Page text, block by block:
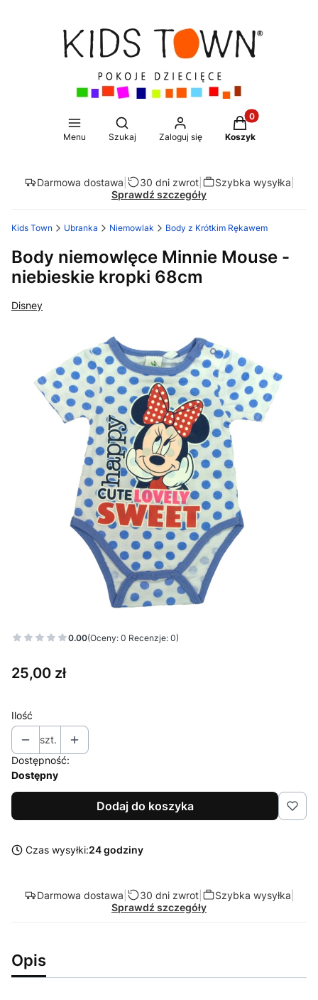
Menu
Otwórz wyszukiwarkę
Szukaj Zaloguj się
Produkty w
Koszyk
Darmowa dostawa 30 dni zwrot| Szybka wysyłka
Sprawdź szczegóły
Kids Town Ubranka Niemowlak Body z Krótkim Rękawem
Body niemowlęce Minnie Mouse -
niebieskie kropki 68cm
Disney
0.00(Oceny: 0 Recenzje: 0)
Cena
25,00 zł
Ilość
szt.
Dostępność:
Dostępny
Dodaj do koszyka
Czas wysyłki:24 godziny
Darmowa dostawa 30 dni zwrot| Szybka wysyłka
Sprawdź szczegóły
Opis